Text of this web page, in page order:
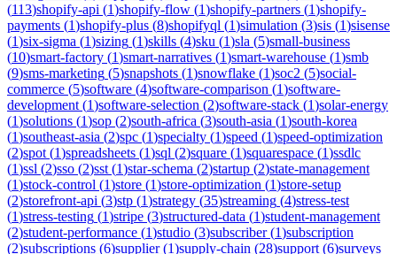
(113)shopify-api (1)shopify-flow (1)shopify-partners (1)shopify-
payments (1)shopify-plus (8)shopifyql (1)simulation (3)sis (1)sisense
(1)six-sigma (1)sizing (1)skills (4)sku (1)sla (5)small-business
(10)smart-factory (1)smart-narratives (1)smart-warehouse (1)smb
(9)sms-marketing (5)snapshots (1)snowflake (1)soc2 (5)social-
commerce (5)software (4)software-comparison (1)software-
development (1)software-selection (2)software-stack (1)solar-energy
(1)solutions (1)sop (2)south-africa (3)south-asia (1)south-korea
(1)southeast-asia (2)spc (1)specialty (1)speed (1)speed-optimization
(2)spot (1)spreadsheets (1)sql (2)square (1)squarespace (1)ssdlc
(1)ssl (2)sso (2)sst (1)star-schema (2)startup (2)state-management
(1)stock-control (1)store (1)store-optimization (1)store-setup
(2)storefront-api (3)stp (1)strategy (35)streaming (4)stress-test
(1)stress-testing (1)stripe (3)structured-data (1)student-management
(2)student-performance (1)studio (3)subscriber(1)subscription
(2)subscriptions (6)supplier(1)supply-chain (28)support (6)surveys